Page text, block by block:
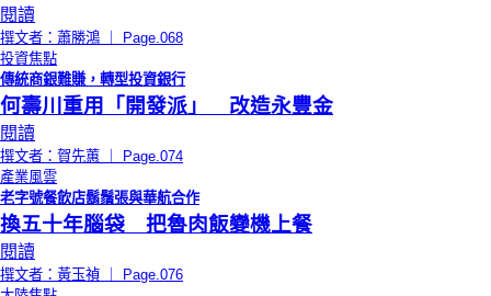
閱讀
撰文者：蕭勝鴻 ｜ Page.068
投資焦點
傳統商銀難賺，轉型投資銀行
何壽川重用「開發派」 改造永豐金
閱讀
撰文者：賀先蕙 ｜ Page.074
產業風雲
老字號餐飲店鬍鬚張與華航合作
換五十年腦袋 把魯肉飯變機上餐
閱讀
撰文者：黃玉禎 ｜ Page.076